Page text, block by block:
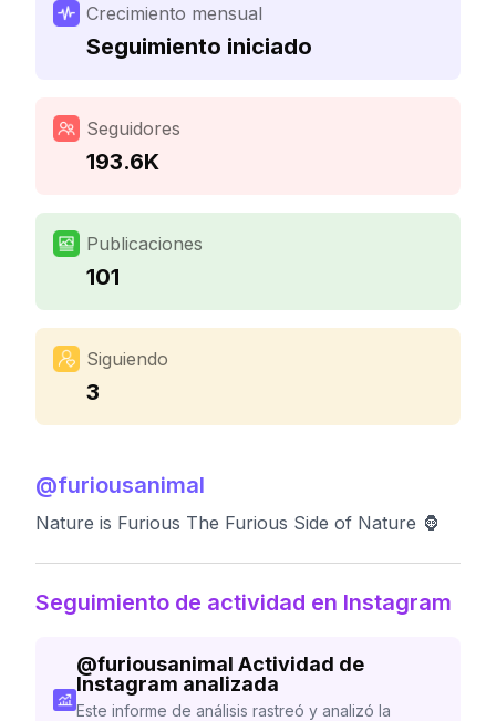
Crecimiento mensual
Seguimiento iniciado
Seguidores
193.6K
Publicaciones
101
Siguiendo
3
@furiousanimal
Nature is Furious The Furious Side of Nature 🦍
Seguimiento de actividad en Instagram
@furiousanimal Actividad de
Instagram analizada
Este informe de análisis rastreó y analizó la